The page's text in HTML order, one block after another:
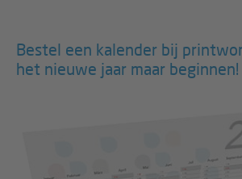
Bestel een kalender bij
het nieuwe jaar maar beginnen!